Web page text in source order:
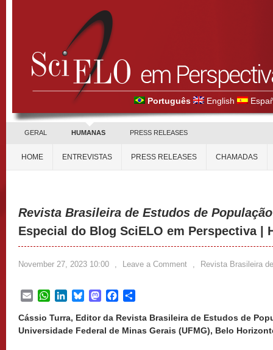
Português English
GERAL HUMANAS PRESS RELEASES
HOME ENTREVISTAS PRESS RELEASES CHAMADAS
Revista Brasileira de Estudos de População
Especial do Blog SciELO em Perspectiva |
November 27, 2023 10:00 , Leave a Comment , Revista Brasileira
EmailWhatsApp
LinkedInBlueskyMastodonFacebook
Cássio Turra, Editor da Revista Brasileira de Estudos de
Universidade Federal de Minas Gerais (UFMG), Belo